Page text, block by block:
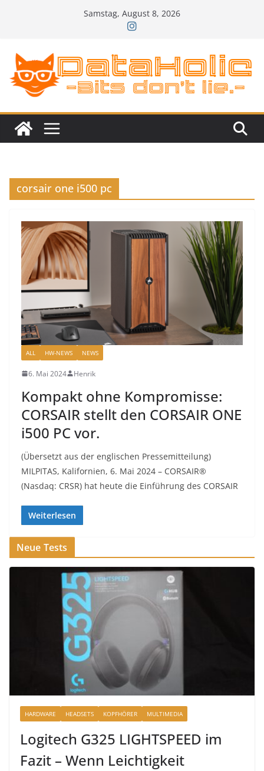
Samstag, August 8, 2026
corsair one i500 pc
ALL HW-NEWS NEWS
6. Mai 2024 Henrik
Kompakt ohne Kompromisse:
CORSAIR stellt den CORSAIR ONE
i500 PC vor.
(Übersetzt aus der englischen Pressemitteilung)
MILPITAS, Kalifornien, 6. Mai 2024 – CORSAIR®
(Nasdaq: CRSR) hat heute die Einführung des CORSAIR
Weiterlesen
Neue Tests
HARDWARE HEADSETS KOPFHÖRER MULTIMEDIA
Logitech G325 LIGHTSPEED im
Fazit – Wenn Leichtigkeit